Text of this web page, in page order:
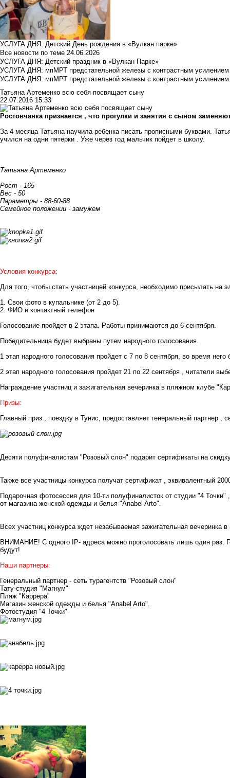
УСЛУГА ДНЯ: Детский День рождения в «Вулкан парке»
Все новости по теме 24.06.2026
УСЛУГА ДНЯ: Детский праздник в «Вулкан Парке»
УСЛУГА ДНЯ: мпМРТ предстательной железы с контрастным усилением
УСЛУГА ДНЯ: мпМРТ предстательной железы с контрастным усилением
Татьяна Артеменко всю себя посвящает сыну
22.07.2016 15:33
Ростовчанка признается , что прогулки и занятия с сыном
За 4 месяца Татьяна научила ребенка писать прописными буквами.
учился на одни пятерки . Уже через год мальчик пойдет в школу.
Татьяна Артеменко
Рост - 165
Вес - 50
Параметры - 88-60-88
Семейное положении - замужем
Условия конкурса:
Для того, чтобы стать участницей конкурса, необходимо присылать на
1. Свои фото в купальнике (от 2 до 5).
2. ФИО и контактный телефон
Голосование пройдет в 2 этапа. Работы принимаются до 6 сентября.
Победительница будет выбраны путем народного голосования.
1 этап народного голосования пройдет с 7 по 8 сентября, во время
2 этап народного голосования пройдет 21 по 22 сентября , читатели
Награждение участниц и зажигательная вечеринка в пляжном клубе
Призы:
Главный приз , поездку в Тунис, предоставляет генеральный партнер ,
Десяти полуфиналистам "Розовый слон" подарит сертификаты на
Также все участницы конкурса получат сертификат , эквивалентный
Подарочная фотосессия для 10-ти полуфиналисток от студии "4 Точки"
от магазина женской одежды и белья "Anabel Arto".
Всех участниц конкурса ждет незабываемая зажигательная вечеринка
ВНИМАНИЕ! С одного IP- адреса можно проголосовать лишь один раз.
будут!
Наши партнеры:
Генеральный партнер - сеть турагентств "Розовый слон"
Тату-студия "Магнум"
Пляж "Каррера"
Магазин женской одежды и белья "Anabel Arto".
Фотостудия "4 Точки"